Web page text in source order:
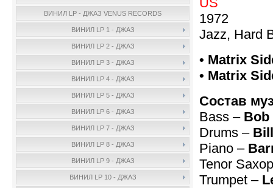
ВИНИЛ LP - ДЖАЗ VENUS RECORDS
ВИНИЛ LP 1 - ДЖАЗ
ВИНИЛ LP 2 - ДЖАЗ
ВИНИЛ LP 3 - ДЖАЗ
ВИНИЛ LP 4 - ДЖАЗ
ВИНИЛ LP 5 - ДЖАЗ
ВИНИЛ LP 6 - ДЖАЗ
ВИНИЛ LP 7 - ДЖАЗ
ВИНИЛ LP 8 - ДЖАЗ
ВИНИЛ LP 9 - ДЖАЗ
ВИНИЛ LP 10 - ДЖАЗ
1972
Jazz, Hard
• Matrix
• Matrix
Состав
Bass – Bob
Drums –
Piano –
Tenor
Trumpet –